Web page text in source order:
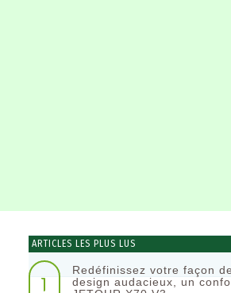
ARTICLES LES PLUS LUS
1
Redéfinissez votre façon
design audacieux, un